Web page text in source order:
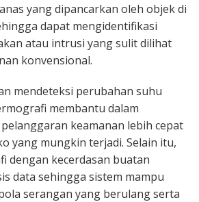
yang dipancarkan oleh objek di
dapat mengidentifikasi
atau intrusi yang sulit dilihat
konvensional.
mendeteksi perubahan suhu
membantu dalam
keamanan lebih cepat
yang mungkin terjadi. Selain itu,
dengan kecerdasan buatan
data sehingga sistem mampu
serangan yang berulang serta